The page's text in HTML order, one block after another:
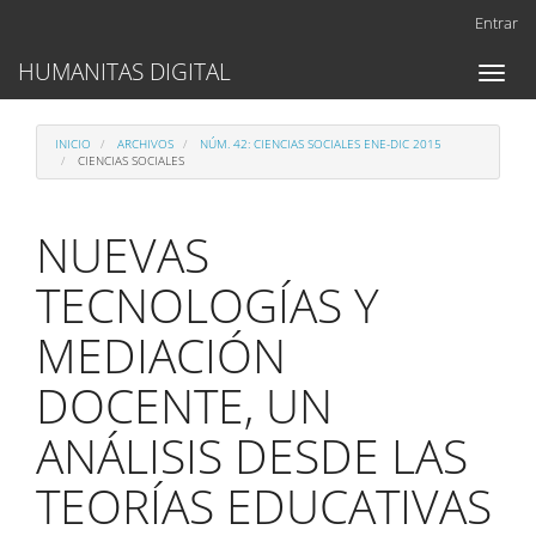
Contenido
principal
lateral
Entrar
Toggle
HUMANITAS DIGITAL
INICIO ARCHIVOS
NÚM. 42: CIENCIAS SOCIALES ENE-DIC 2015
CIENCIAS SOCIALES
NUEVAS
TECNOLOGÍAS Y
MEDIACIÓN
DOCENTE, UN
ANÁLISIS DESDE LAS
TEORÍAS EDUCATIVAS